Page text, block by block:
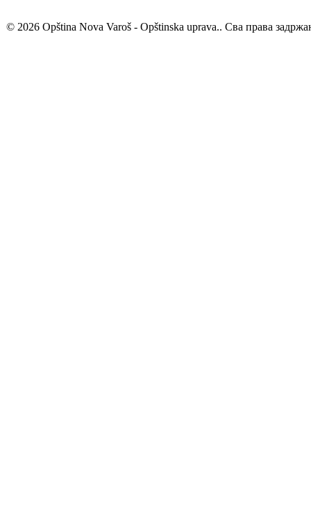
© 2026 Opština Nova Varoš - Opštinska uprava.. Сва права